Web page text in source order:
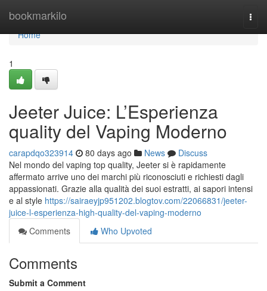
bookmarkilo
Home
Home
1
Jeeter Juice: L’Esperienza
quality del Vaping Moderno
carapdqo323914 80 days ago News
Discuss
Nel mondo del vaping top quality, Jeeter si è rapidamente
affermato arrive uno dei marchi più riconosciuti e richiesti dagli
appassionati. Grazie alla qualità dei suoi estratti, ai sapori intensi
e al style https://sairaeyjp951202.blogtov.com/22066831/jeeter-
juice-l-esperienza-high-quality-del-vaping-moderno
Comments
Who Upvoted
Comments
Submit a Comment